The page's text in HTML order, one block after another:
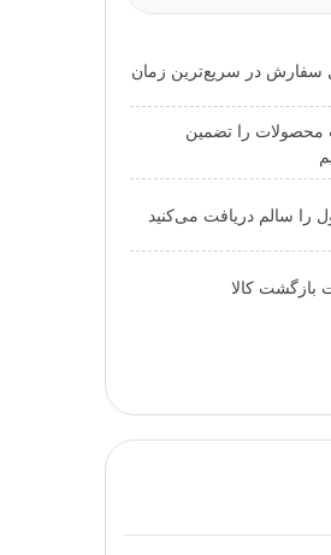
سفارش در سریع‌ترین زمان
محصولات را تضمین
را سالم دریافت می‌کنید
بازگشت کالا